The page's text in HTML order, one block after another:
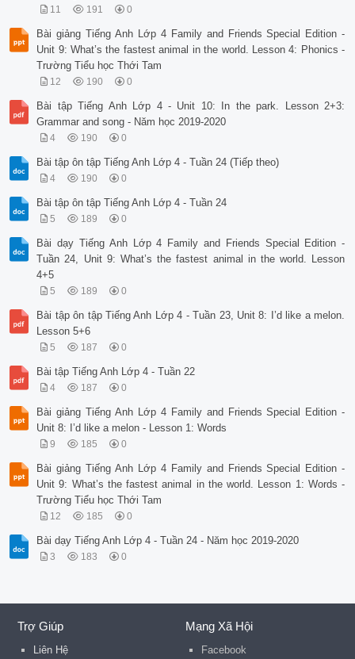
11 191 0
Bài giảng Tiếng Anh Lớp 4 Family and Friends Special Edition -
Unit 9: What’s the fastest animal in the world. Lesson 4: Phonics -
Trường Tiểu học Thới Tam
12 190 0
Bài tập Tiếng Anh Lớp 4 - Unit 10: In the park. Lesson 2+3:
Grammar and song - Năm học 2019-2020
4 190 0
Bài tập ôn tập Tiếng Anh Lớp 4 - Tuần 24 (Tiếp theo)
4 190 0
Bài tập ôn tập Tiếng Anh Lớp 4 - Tuần 24
5 189 0
Bài dạy Tiếng Anh Lớp 4 Family and Friends Special Edition -
Tuần 24, Unit 9: What’s the fastest animal in the world. Lesson
4+5
5 189 0
Bài tập ôn tập Tiếng Anh Lớp 4 - Tuần 23, Unit 8: I’d like a melon.
Lesson 5+6
5 187 0
Bài tập Tiếng Anh Lớp 4 - Tuần 22
4 187 0
Bài giảng Tiếng Anh Lớp 4 Family and Friends Special Edition -
Unit 8: I’d like a melon - Lesson 1: Words
9 185 0
Bài giảng Tiếng Anh Lớp 4 Family and Friends Special Edition -
Unit 9: What’s the fastest animal in the world. Lesson 1: Words -
Trường Tiểu học Thới Tam
12 185 0
Bài dạy Tiếng Anh Lớp 4 - Tuần 24 - Năm học 2019-2020
3 183 0
Trợ Giúp
Liên Hệ
Mạng Xã Hội
Facebook